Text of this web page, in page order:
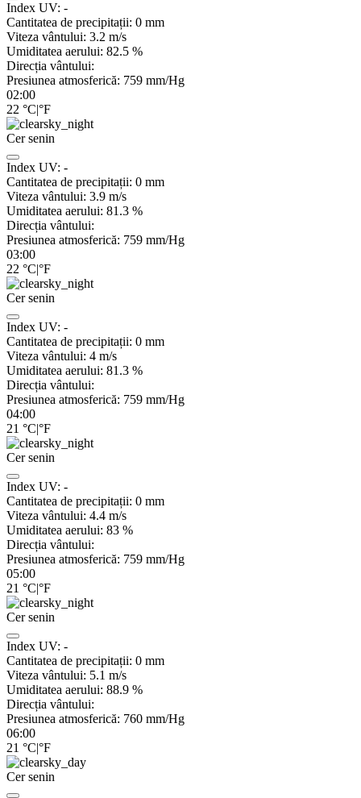
Index UV: -
Cantitatea de precipitații: 0 mm
Viteza vântului: 3.2 m/s
Umiditatea aerului: 82.5 %
Direcția vântului:
Presiunea atmosferică: 759 mm/Hg
02:00
22 °C|°F
Cer senin
Index UV: -
Cantitatea de precipitații: 0 mm
Viteza vântului: 3.9 m/s
Umiditatea aerului: 81.3 %
Direcția vântului:
Presiunea atmosferică: 759 mm/Hg
03:00
22 °C|°F
Cer senin
Index UV: -
Cantitatea de precipitații: 0 mm
Viteza vântului: 4 m/s
Umiditatea aerului: 81.3 %
Direcția vântului:
Presiunea atmosferică: 759 mm/Hg
04:00
21 °C|°F
Cer senin
Index UV: -
Cantitatea de precipitații: 0 mm
Viteza vântului: 4.4 m/s
Umiditatea aerului: 83 %
Direcția vântului:
Presiunea atmosferică: 759 mm/Hg
05:00
21 °C|°F
Cer senin
Index UV: -
Cantitatea de precipitații: 0 mm
Viteza vântului: 5.1 m/s
Umiditatea aerului: 88.9 %
Direcția vântului:
Presiunea atmosferică: 760 mm/Hg
06:00
21 °C|°F
Cer senin